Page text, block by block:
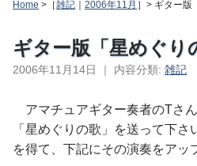
Home >［雑記 ｜ 2006年11月 ］> ギター版
ギター版「星めぐり
2006年11月14日 ｜ 内容分類: 雑記
アマチュアギター奏者のTさ
「星めぐりの歌」を送って下
を得て、下記にその演奏をアッ